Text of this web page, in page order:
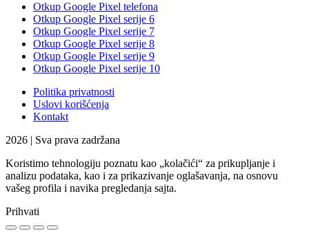
Otkup Google Pixel telefona
Otkup Google Pixel serije 6
Otkup Google Pixel serije 7
Otkup Google Pixel serije 8
Otkup Google Pixel serije 9
Otkup Google Pixel serije 10
Politika privatnosti
Uslovi korišćenja
Kontakt
2026 | Sva prava zadržana
Koristimo tehnologiju poznatu kao „kolačići“ za prikupljanje i
analizu podataka, kao i za prikazivanje oglašavanja, na osnovu
vašeg profila i navika pregledanja sajta.
Prihvati